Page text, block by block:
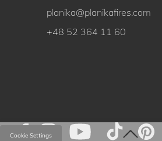
Cookie Settings
planika@planikafires.com
+48 52 364 11 60